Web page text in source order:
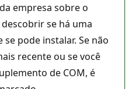
empresa sobre o
se há uma
pode instalar. Se não
recente ou se você
de COM, é